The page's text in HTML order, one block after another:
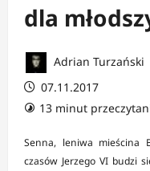
dla
Adrian Turzański
07.11.2017
13 minut
Senna, leniwa mieścina
czasów Jerzego VI budzi